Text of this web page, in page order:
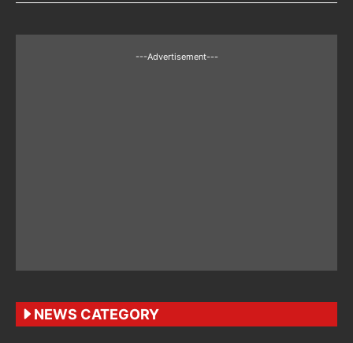
---Advertisement---
NEWS CATEGORY